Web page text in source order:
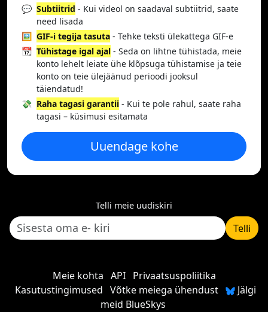
💬 Subtiitrid - Kui videol on saadaval subtiitrid, saate
need lisada
🖼️ GIF-i tegija tasuta - Tehke teksti ülekattega GIF-e
📆 Tühistage igal ajal - Seda on lihtne tühistada, meie
konto lehelt leiate ühe klõpsuga tühistamise ja teie
konto on teie ülejäänud perioodi jooksul
täiendatud!
💸 Raha tagasi garantii - Kui te pole rahul, saate raha
tagasi – küsimusi esitamata
Uuendage kohe
Telli meie uudiskiri
Telli
Meie kohta API
Privaatsuspoliitika
Kasutustingimused Võtke meiega ühendust
Jälgi
meid BlueSkys